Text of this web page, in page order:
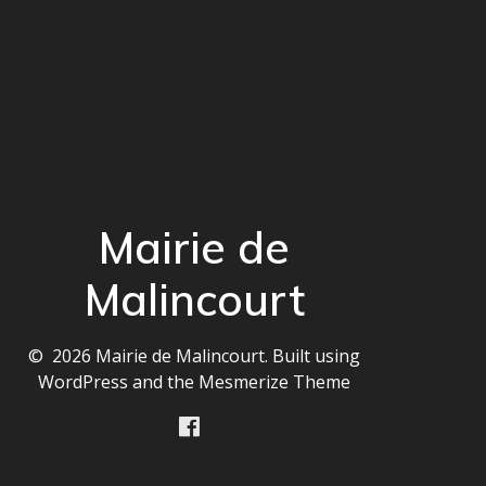
Mairie de
Malincourt
© 2026 Mairie de Malincourt. Built using
WordPress and the Mesmerize Theme